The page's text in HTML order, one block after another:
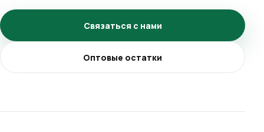
Связаться с нами
Оптовые остатки